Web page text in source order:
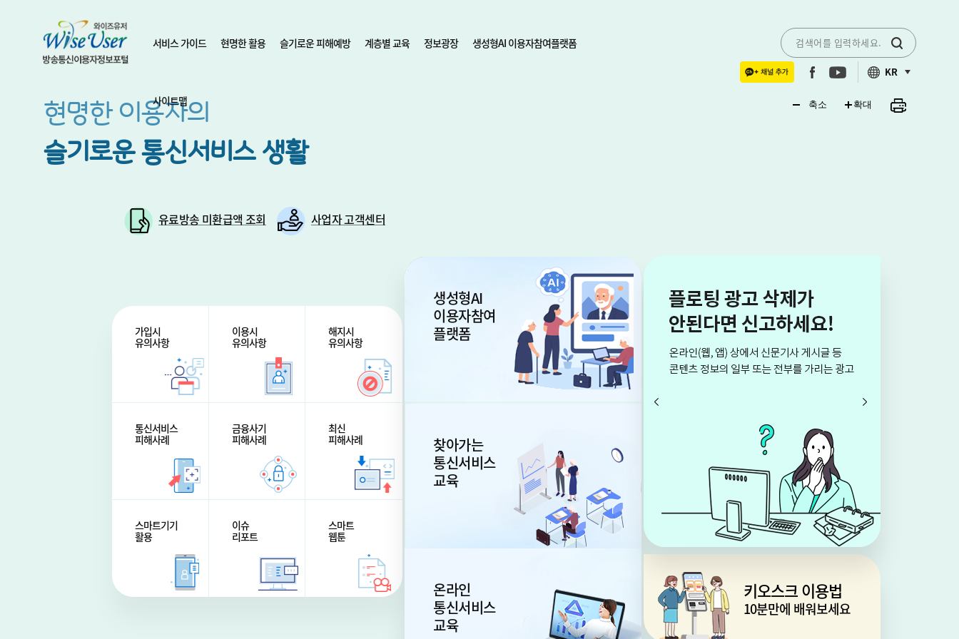
서비스 가이드 현명한 활용 슬기로운 피해예방 계층별 교육 정보광장 생성형AI 이용자참여플랫폼
사이트맵
KR
축소 확대
현명한 이용자의
슬기로운통신서비스 생활
가입시
유의사항
이용시
유의사항
해지시
유의사항
통신서비스
피해사례
금융사기
피해사례
최신
피해사례
스마트기기
활용
이슈
리포트
스마트
웹툰
유료방송 미환급액 조회 사업자 고객센터
생성형AI
이용자참여
플랫폼
찾아가는
통신서비스
교육
온라인
통신서비스
교육
키오스크 이용법
10분만에 배워보세요